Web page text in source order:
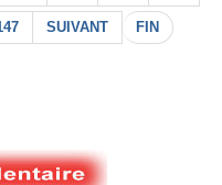
SUIVANT FIN